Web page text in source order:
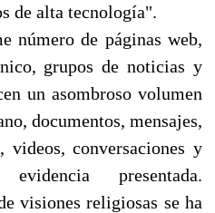
de alta tecnología".
número de páginas web,
grupos de noticias y
un asombroso volumen
documentos, mensajes,
conversaciones y
presentada.
visiones religiosas se ha